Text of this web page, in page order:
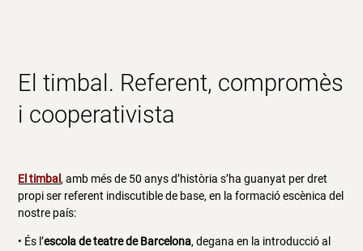
El timbal. Referent, compromès
i cooperativista
El timbal, amb més de 50 anys d’història s’ha guanyat per dret
propi ser referent indiscutible de base, en la formació escènica del
nostre país:
• És l’escola de teatre de Barcelona, degana en la introducció al